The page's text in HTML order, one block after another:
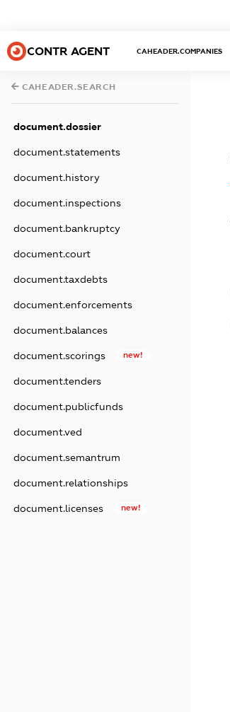
CONTR AGENT CAHEADER.COMPANIES
CAHEADER.SEARCH
document.dossier
document.statements
document.history
document.inspections
document.bankruptcy
document.court
document.taxdebts
document.enforcements
document.balances
document.scorings new!
document.tenders
document.publicfunds
document.ved
document.semantrum
document.relationships
document.licenses new!